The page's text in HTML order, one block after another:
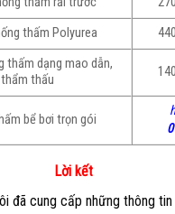
thấm Polyurea
thấm dạng mao dẫn,
thẩm thấu
bể bơi trọn gói
Lời kết
đã cung cấp những thông